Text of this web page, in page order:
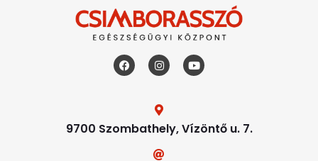
9700 Szombathely, Vízöntő u. 7.